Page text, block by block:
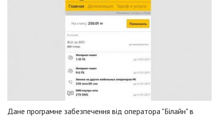
Дане програмне забезпечення від оператора "Білайн" в